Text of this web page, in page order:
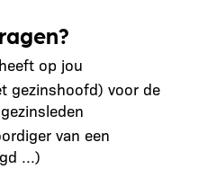
op jou
gezinshoofd) voor de
van een
...)